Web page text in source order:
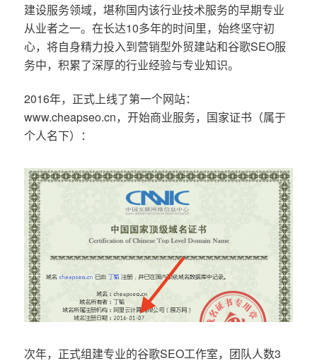
建设服务领域，堪称国内该行业技术服务的早期专业
从业者之一。在长达10多年的时间里，始终坚守初
心，将自身精力投入到营销型外贸建站和谷歌SEO服
务中，积累了深厚的行业经验与专业知识。
2016年，正式上线了第一个网站：
www.cheapseo.cn，开始商业服务，国家证书（属于
个人名下）：
次年，正式组建专业的谷歌SEO工作室，团队人数3